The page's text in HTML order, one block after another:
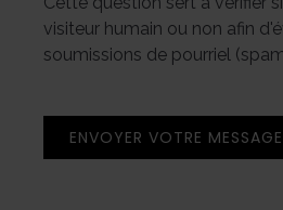
visiteur humain ou non afin
soumissions de pourriel